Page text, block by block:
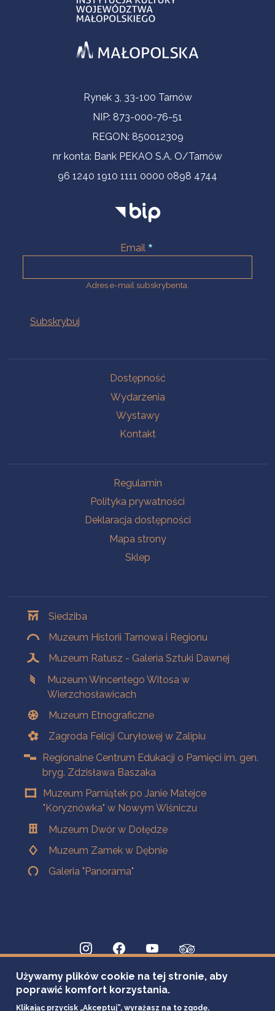
Informacje kontaktoweRynek 3, 33-100 Tarnów
NIP: 873-000-76-51
REGON: 850012309
nr konta: Bank PEKAO S.A. O/Tarnów
96 1240 1910 1111 0000 0898 4744
Email
Adres e-mail subskrybenta.
Dostępność
Wydarzenia
Wystawy
Kontakt
Regulamin
Polityka prywatności
Deklaracja dostępności
Mapa strony
Sklep
Siedziba
Muzeum Historii Tarnowa i Regionu
Muzeum Ratusz - Galeria Sztuki Dawnej
Muzeum Wincentego Witosa w
Wierzchosławicach
Muzeum Etnograficzne
Zagroda Felicji Curyłowej w Zalipiu
Regionalne Centrum Edukacji o Pamięci im. gen.
bryg. Zdzisława Baszaka
Muzeum Pamiątek po Janie Matejce
"Koryznówka" w Nowym Wiśniczu
Muzeum Dwór w Dołędze
Muzeum Zamek w Dębnie
Galeria "Panorama"
Używamy plików cookie na tej stronie, aby
poprawić komfort korzystania.
Klikając przycisk „Akceptuj”, wyrażasz na to zgodę.